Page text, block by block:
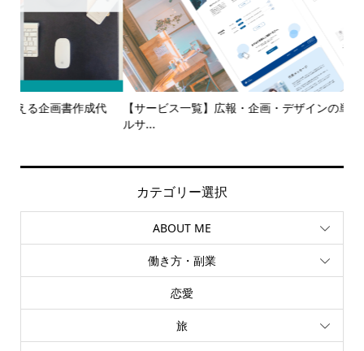
【サービス一覧】広報・企画・デザインの単発依頼からトータ 多
カテゴリー選択
ABOUT ME
働き方・副業
恋愛
旅